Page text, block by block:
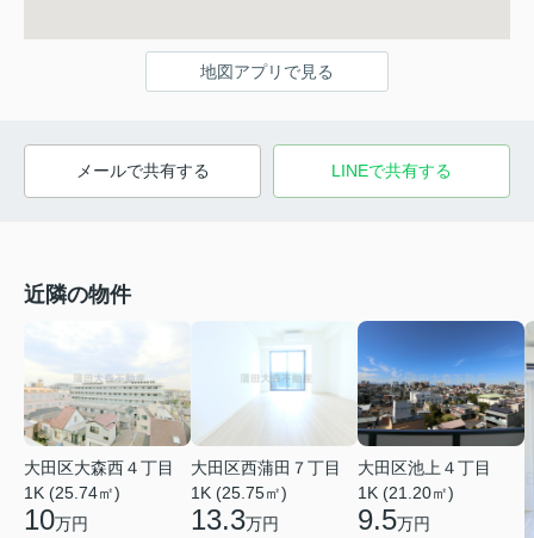
地図アプリで見る
メールで共有する LINEで共有する
近隣の物件
大田区大森西４丁目
1K (25.74㎡)
10万円
大田区西蒲田７丁目
1K (25.75㎡)
13.3万円
大田区池上４丁目
1K (21.20㎡)
9.5万円